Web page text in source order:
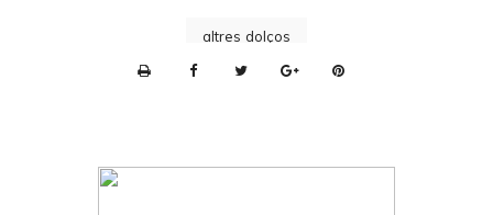
altres dolços
n